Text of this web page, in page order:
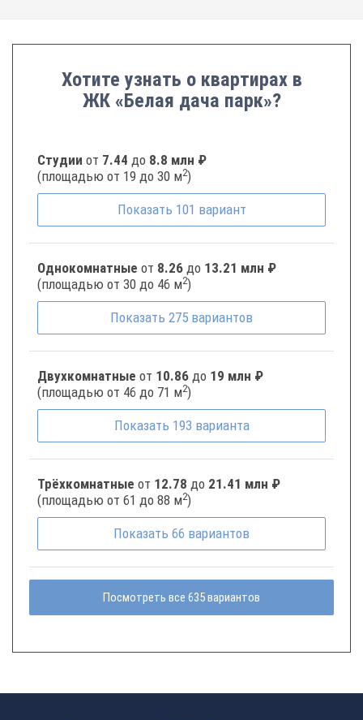
Хотите узнать о квартирах в
ЖК «Белая дача парк»?
Студии от 7.44 до 8.8 млн ₽
(площадью от 19 до 30 м2)
Показать 101 вариант
Однокомнатные от 8.26 до 13.21 млн ₽
(площадью от 30 до 46 м2)
Показать 275 вариантов
Двухкомнатные от 10.86 до 19 млн ₽
(площадью от 46 до 71 м2)
Показать 193 варианта
Трёхкомнатные от 12.78 до 21.41 млн ₽
(площадью от 61 до 88 м2)
Показать 66 вариантов
Посмотреть все 635 вариантов